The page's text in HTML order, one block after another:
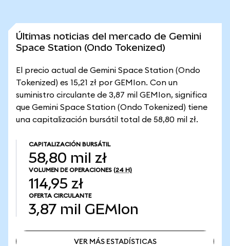
Últimas noticias del mercado de Gemini
Space Station (Ondo Tokenized)
El precio actual de Gemini Space Station (Ondo
Tokenized) es 15,21 zł por GEMIon. Con un
suministro circulante de 3,87 mil GEMIon, significa
que Gemini Space Station (Ondo Tokenized) tiene
una capitalización bursátil total de 58,80 mil zł.
CAPITALIZACIÓN BURSÁTIL
58,80 mil zł
VOLUMEN DE OPERACIONES (24 H)
114,95 zł
OFERTA CIRCULANTE
3,87 mil GEMIon
VER MÁS ESTADÍSTICAS